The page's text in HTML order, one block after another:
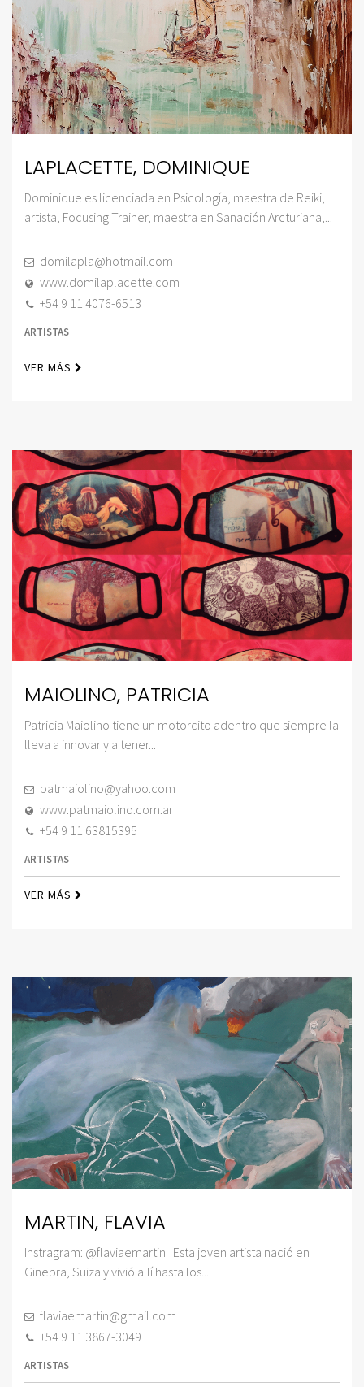
LAPLACETTE, DOMINIQUE
Dominique es licenciada en Psicología, maestra de Reiki,
artista, Focusing Trainer, maestra en Sanación Arcturiana,...
domilapla@hotmail.com
www.domilaplacette.com
+54 9 11 4076-6513
ARTISTAS
VER MÁS
MAIOLINO, PATRICIA
Patricia Maiolino tiene un motorcito adentro que siempre la
lleva a innovar y a tener...
patmaiolino@yahoo.com
www.patmaiolino.com.ar
+54 9 11 63815395
ARTISTAS
VER MÁS
MARTIN, FLAVIA
Instragram: @flaviaemartin Esta joven artista nació en
Ginebra, Suiza y vivió allí hasta los...
flaviaemartin@gmail.com
+54 9 11 3867-3049
ARTISTAS